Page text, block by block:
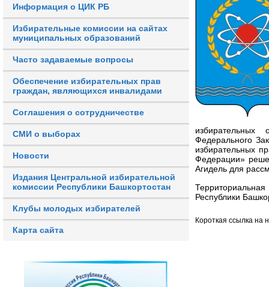
Информация о ЦИК РБ
Избирательные комиссии на сайтах
муниципальных образований
Часто задаваемые вопросы
Обеспечение избирательных прав
граждан, являющихся инвалидами
Соглашения о сотрудничестве
СМИ о выборах
Новости
Издания Центральной избирательной
комиссии Республики Башкортостан
Клубы молодых избирателей
Карта сайта
Федерального
избирательных
Федерации»
Агидель для
Территориальная
Республики
Короткая ссылка на